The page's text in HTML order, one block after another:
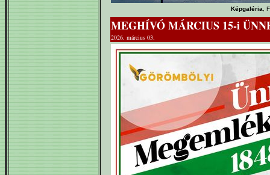
Képgaléria ,
MEGHÍVÓ MÁRCIUS 15-i
2026. március 03.